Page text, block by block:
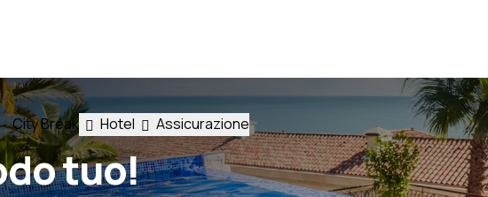
tuo!
City Break Hotel Assicurazione